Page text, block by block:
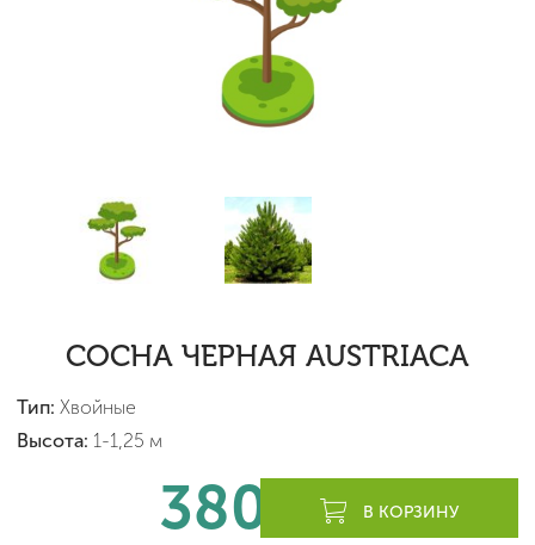
СОСНА ЧЕРНАЯ AUSTRIACA
Тип: Хвойные
Высота: 1-1,25 м
380 леевВ КОРЗИНУ